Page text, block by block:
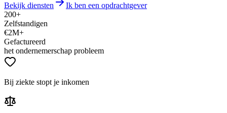
Bekijk diensten
Ik ben een opdrachtgever
200+
Zelfstandigen
€2M+
Gefactureerd
het ondernemerschap probleem
Bij ziekte stopt je inkomen